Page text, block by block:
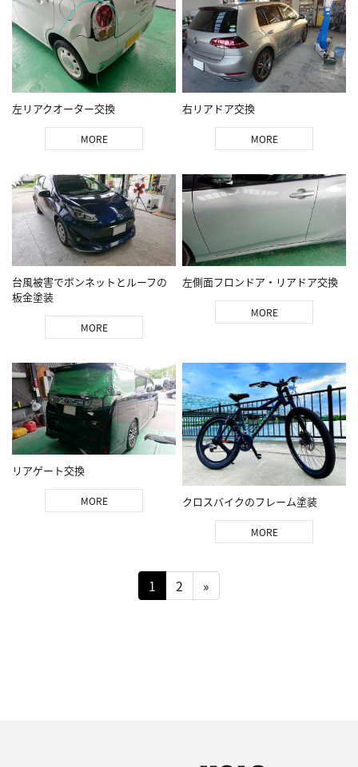
左リアクオーター交換
MORE
右リアドア交換
MORE
台風被害でボンネットとルーフの
板金塗装
MORE
左側面フロンドア・リアドア交換
MORE
リアゲート交換
MORE クロスバイクのフレーム塗装
MORE
1 2 »